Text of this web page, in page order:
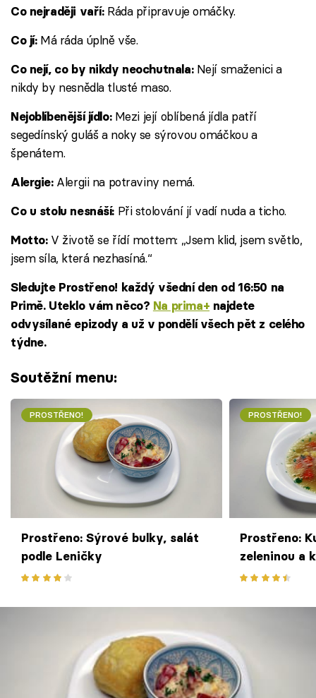
Co nejraději vaří: Ráda připravuje omáčky.
Co jí:Má ráda úplně vše.
Co nejí, co by nikdy neochutnala: Nejí smaženici a
nikdy by nesnědla tlusté maso.
Nejoblíbenější jídlo: Mezi její oblíbená jídla patří
segedínský guláš a noky se sýrovou omáčkou a
špenátem.
Alergie: Alergii na potraviny nemá.
Co u stolu nesnáší:Při stolování jí vadí nuda a ticho.
Motto:V životě se řídí mottem: „Jsem klid, jsem světlo,
jsem síla, která nezhasíná.“
Sledujte Prostřeno! každý všední den od 16:50 na
Primě. Uteklo vám něco? Na prima+ najdete
odvysílané epizody a už v pondělí všech pět z celého
týdne.
Soutěžní menu:
PROSTŘENO!
Prostřeno: Sýrové bulky, salát
podle Leničky
PROSTŘENO!
Prostřeno:
zeleninou a